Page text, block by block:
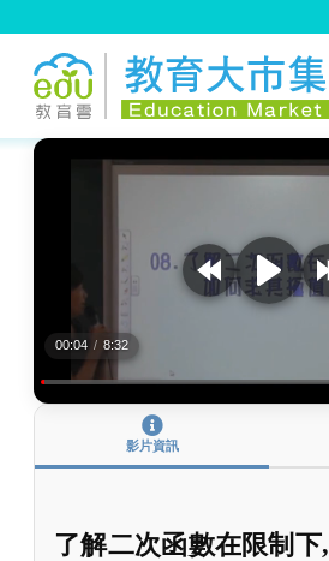
:::
00:04 / 8:32
影片資訊
了解二次函數在限制